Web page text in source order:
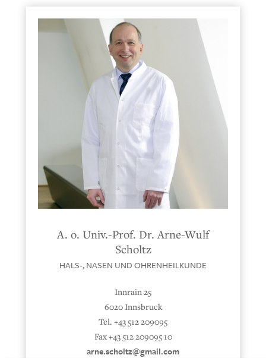
A. o. Univ.-Prof. Dr. Arne-Wulf
Scholtz
HALS-, NASEN UND OHRENHEILKUNDE
Innrain 25
6020 Innsbruck
Tel. +43 512 209095
Fax +43 512 209095 10
arne.scholtz@gmail.com